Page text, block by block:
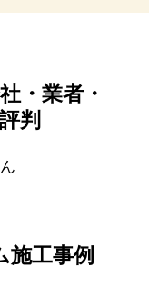
・業者・
判
施工事例